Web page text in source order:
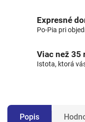
Expresné
Po-Pia pri
Viac než 35
Istota, ktorá
Popis